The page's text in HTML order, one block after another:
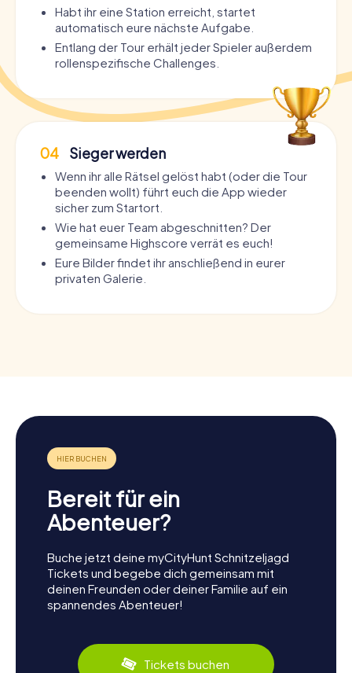
Habt ihr eine Station erreicht, startet
automatisch eure nächste Aufgabe.
Entlang der Tour erhält jeder Spieler außerdem
rollenspezifische Challenges.
04 Sieger werden
Wenn ihr alle Rätsel gelöst habt (oder die Tour
beenden wollt) führt euch die App wieder
sicher zum Startort.
Wie hat euer Team abgeschnitten? Der
gemeinsame Highscore verrät es euch!
Eure Bilder findet ihr anschließend in eurer
privaten Galerie.
Bereit für ein
Abenteuer?
Buche jetzt deine myCityHunt Schnitzeljagd
Tickets und begebe dich gemeinsam mit
deinen Freunden oder deiner Familie auf ein
spannendes Abenteuer!
Tickets buchen